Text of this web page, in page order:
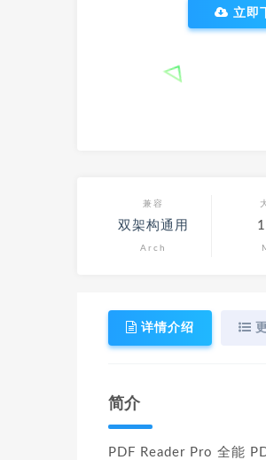
立即
兼容
双架构通用
Arch
详情介绍
简介
PDF Reader Pro 全能